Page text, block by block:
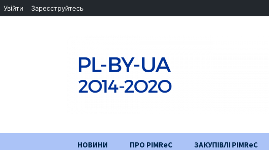
НОВИНИ ПРО PIMReC ЗАКУПІВЛІ PIMReC
Увійти Зареєструйтесь